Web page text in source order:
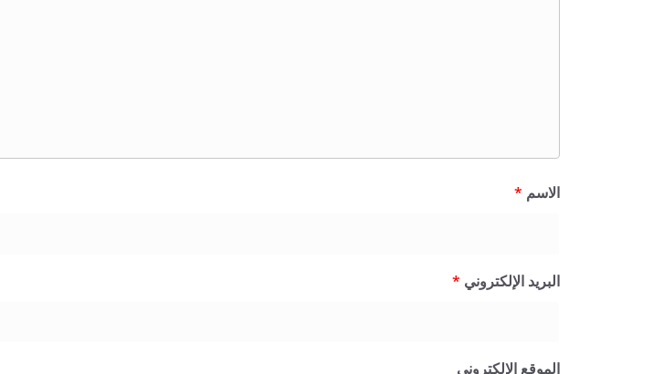
الاسم *
البريد الإلكتروني *
الموقع الإلكتروني